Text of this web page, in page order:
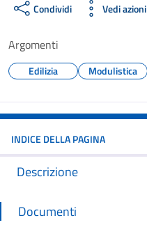
Condividi Vedi azioni
Argomenti
Edilizia Modulistica
INDICE DELLA PAGINA
Descrizione
Documenti